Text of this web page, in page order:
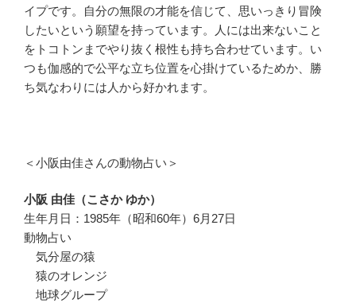
イプです。自分の無限の才能を信じて、思いっきり冒険
したいという願望を持っています。人には出来ないこと
をトコトンまでやり抜く根性も持ち合わせています。い
つも伽感的で公平な立ち位置を心掛けているためか、勝
ち気なわりには人から好かれます。
＜小阪由佳さんの動物占い＞
小阪 由佳（こさか ゆか）
生年月日：1985年（昭和60年）6月27日
動物占い
気分屋の猿
猿のオレンジ
地球グループ